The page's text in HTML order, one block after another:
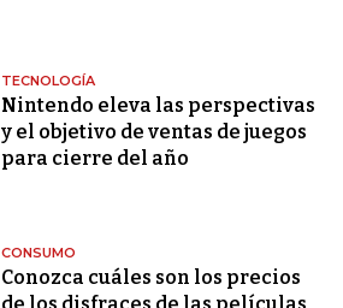
TECNOLOGÍA
Nintendo eleva las perspectivas
y el objetivo de ventas de juegos
para cierre del año
CONSUMO
Conozca cuáles son los precios